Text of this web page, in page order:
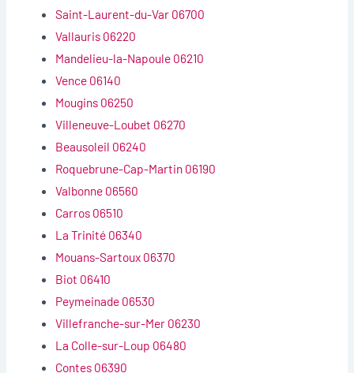
Saint-Laurent-du-Var 06700
Vallauris 06220
Mandelieu-la-Napoule 06210
Vence 06140
Mougins 06250
Villeneuve-Loubet 06270
Beausoleil 06240
Roquebrune-Cap-Martin 06190
Valbonne 06560
Carros 06510
La Trinité 06340
Mouans-Sartoux 06370
Biot 06410
Peymeinade 06530
Villefranche-sur-Mer 06230
La Colle-sur-Loup 06480
Contes 06390